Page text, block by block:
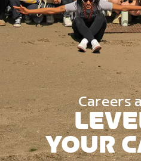
Careers
YOUR